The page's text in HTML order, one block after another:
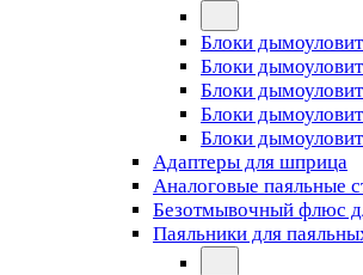
Блоки
Блоки
Блоки
Блоки
Блоки
Адаптеры для шприца
Аналоговые паяльные
Безотмывочный флюс
Паяльники для